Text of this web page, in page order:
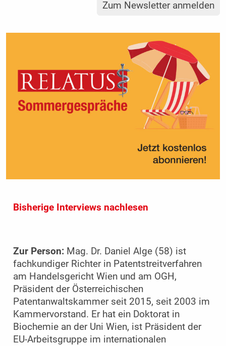
Zum Newsletter anmelden
Bisherige Interviews nachlesen
Zur Person: Mag. Dr. Daniel Alge (58) ist
fachkundiger Richter in Patentstreitverfahren
am Handelsgericht Wien und am OGH,
Präsident der Österreichischen
Patentanwaltskammer seit 2015, seit 2003 im
Kammervorstand. Er hat ein Doktorat in
Biochemie an der Uni Wien, ist Präsident der
EU-Arbeitsgruppe im internationalen